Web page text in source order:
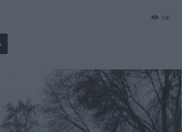
340